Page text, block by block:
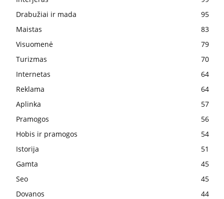
Drabužiai ir mada
95
Maistas
83
Visuomenė
79
Turizmas
70
Internetas
64
Reklama
64
Aplinka
57
Pramogos
56
Hobis ir pramogos
54
Istorija
51
Gamta
45
Seo
45
Dovanos
44